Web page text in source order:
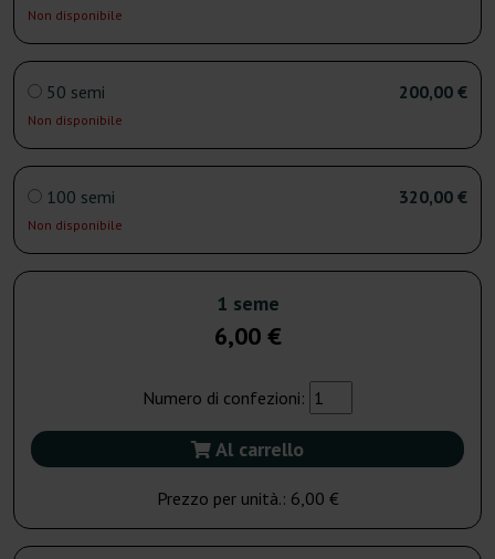
Non disponibile
50 semi
Non disponibile
200,00 €
100 semi
Non disponibile
320,00 €
1 seme
6,00 €
Numero di confezioni:
Al carrello
Prezzo per unità.: 6,00 €